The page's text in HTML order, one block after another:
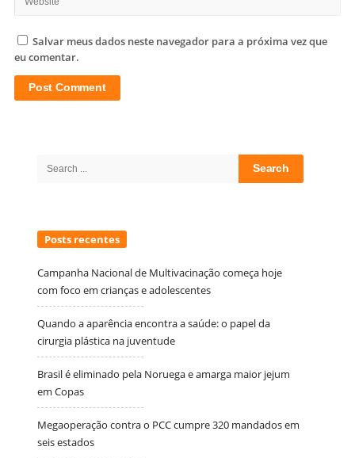
Salvar meus dados neste navegador para a próxima vez que
eu comentar.
Posts recentes
Campanha Nacional de Multivacinação começa hoje
com foco em crianças e adolescentes
Quando a aparência encontra a saúde: o papel da
cirurgia plástica na juventude
Brasil é eliminado pela Noruega e amarga maior jejum
em Copas
Megaoperação contra o PCC cumpre 320 mandados em
seis estados